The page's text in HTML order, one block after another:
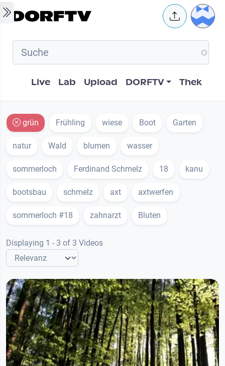
Skip to main content User
Hauptnavigation
Live Lab Upload DORFTV Thek
grün Frühling wiese Boot Garten
natur Wald blumen wasser
sommerloch Ferdinand Schmelz 18 kanu
bootsbau schmelz axt axtwerfen
sommerloch #18 zahnarzt Bluten
Displaying 1 - 3 of 3 Videos